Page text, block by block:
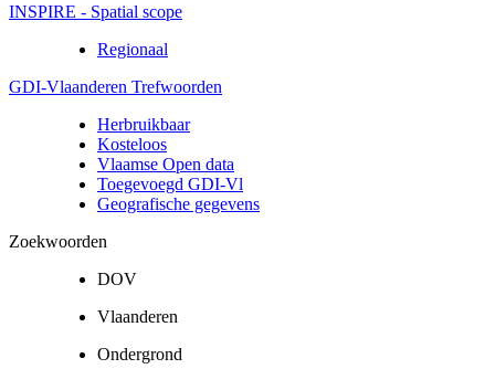
INSPIRE - Spatial scope
Regionaal
GDI-Vlaanderen Trefwoorden
Herbruikbaar
Kosteloos
Vlaamse Open data
Toegevoegd GDI-Vl
Geografische gegevens
Zoekwoorden
DOV
Vlaanderen
Ondergrond